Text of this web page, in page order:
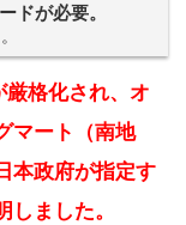
ドが必要。
格化され、オ
マート（南地
本政府が指定す
ました。